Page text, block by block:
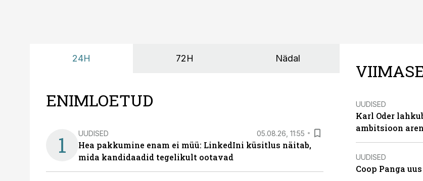
24H 72H Nädal
ENIMLOETUD
1 UUDISED 05.08.26, 11:55
Hea pakkumine enam ei müü: LinkedIni küsitlus näitab,
mida kandidaadid tegelikult ootavad
UUDISED
Karl Oder
ambitsioon
UUDISED
Coop Panga